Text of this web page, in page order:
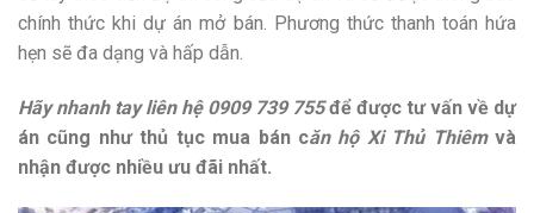
chính thức khi dự án mở bán. Phương thức thanh toán hứa
hẹn sẽ đa dạng và hấp dẫn.
Hãy nhanh tay liên hệ 0909 739 755để được tư vấn về dự
án cũng như thủ tục mua bán căn hộ Xi Thủ Thiêmvà
nhận được nhiều ưu đãi nhất.